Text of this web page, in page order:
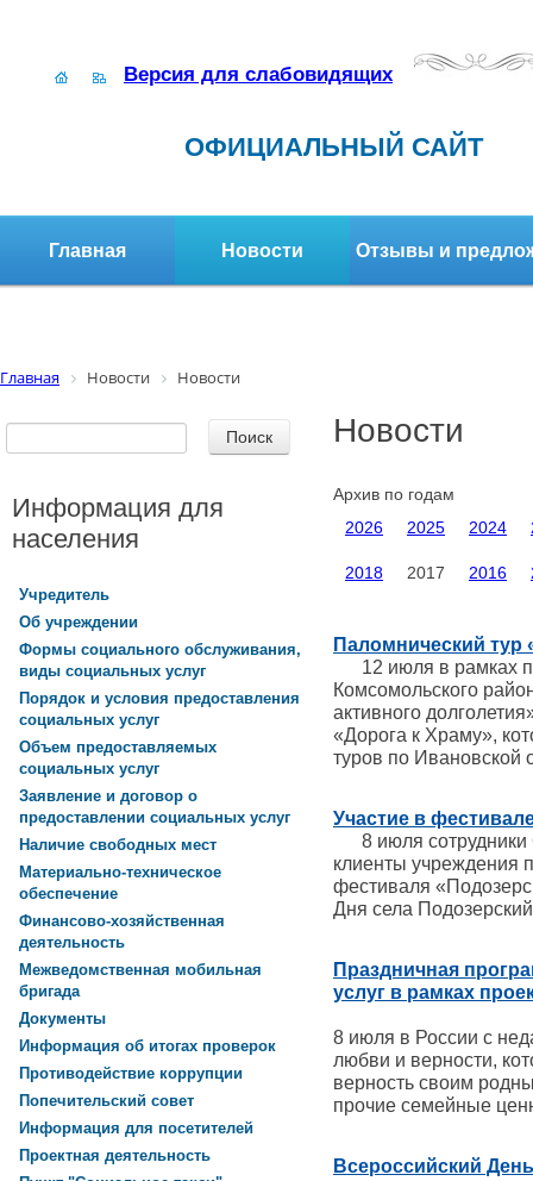
Версия для слабовидящих
ОФИЦИАЛЬНЫЙ САЙТ
Главная Новости Отзывы и
Главная Новости Новости
Новости
Архив по годам
2026
2025 2024
2018 2017 2016
Паломнический тур
12 июля в рамках
Комсомольского
активного
«Дорога к Храму»,
туров по Ивановской
Участие в
8 июля
клиенты учреждения
фестиваля
Дня села
Праздничная
услуг в рамках
8 июля в России с
любви и верности,
верность своим
прочие семейные
Всероссийский
Информация для
населения
Учредитель
Об учреждении
Формы социального обслуживания,
виды социальных услуг
Порядок и условия предоставления
социальных услуг
Объем предоставляемых
социальных услуг
Заявление и договор о
предоставлении социальных услуг
Наличие свободных мест
Материально-техническое
обеспечение
Финансово-хозяйственная
деятельность
Межведомственная мобильная
бригада
Документы
Информация об итогах проверок
Противодействие коррупции
Попечительский совет
Информация для посетителей
Проектная деятельность